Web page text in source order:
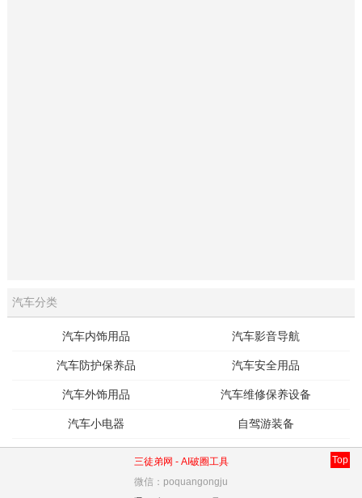
汽车分类
汽车内饰用品 汽车影音导航
汽车防护保养品 汽车安全用品
汽车外饰用品 汽车维修保养设备
汽车小电器 自驾游装备
Top
三徒弟网 - AI破圈工具
微信：poquangongju